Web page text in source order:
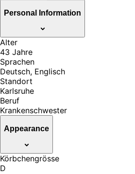
Personal Information
Alter
43 Jahre
Sprachen
Deutsch, Englisch
Standort
Karlsruhe
Beruf
Krankenschwester
Appearance
Körbchengrösse
D